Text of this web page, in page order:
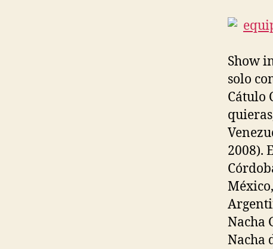
Show
solo
Cátulo
2008).
Nacha
Nacha